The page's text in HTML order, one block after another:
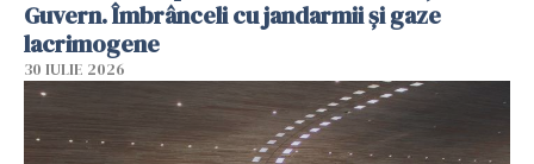
Guvern. Îmbrânceli cu jandarmii și gaze
lacrimogene
30 IULIE 2026